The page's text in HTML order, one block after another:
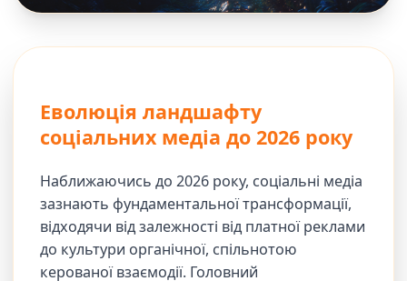
Еволюція ландшафту
соціальних медіа до 2026 року
Наближаючись до 2026 року, соціальні медіа
зазнають фундаментальної трансформації,
відходячи від залежності від платної реклами
до культури органічної, спільнотою
керованої взаємодії. Головний